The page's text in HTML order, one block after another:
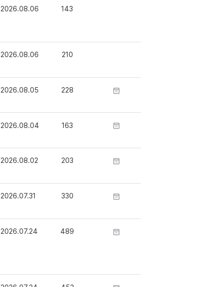
2026.08.06 143
2026.08.06 210
2026.08.05 228
2026.08.04 163
2026.08.02 203
2026.07.31 330
2026.07.24 489